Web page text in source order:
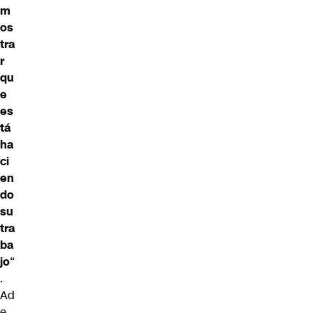
m
os
tra
r
qu
e
es
tá
ha
ci
en
do
su
tra
ba
jo“
.
Ad